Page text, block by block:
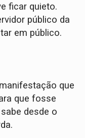
ficar quieto.
público da
em público.
que
que fosse
desde o